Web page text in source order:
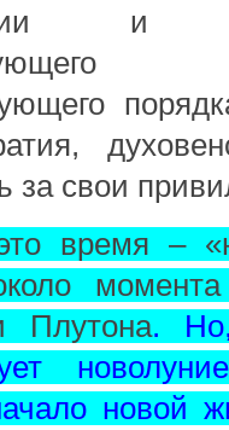
и
за свои
время –
момента
Плутона.
новой